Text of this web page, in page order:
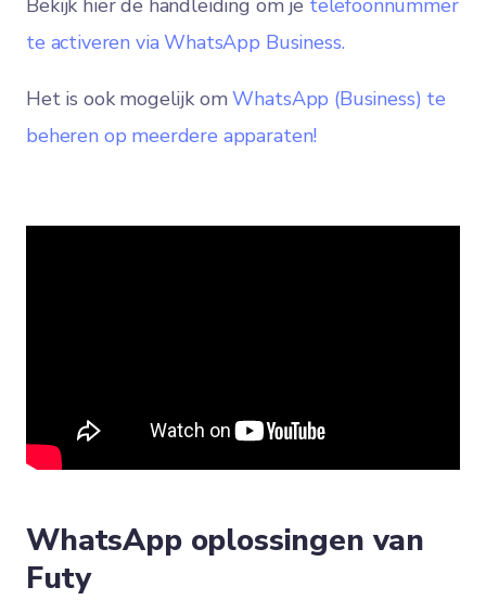
Bekijk hier de handleiding om je telefoonnummer
te activeren via WhatsApp Business.
Het is ook mogelijk omWhatsApp (Business) te
beheren op meerdere apparaten!
WhatsApp oplossingen van
Futy